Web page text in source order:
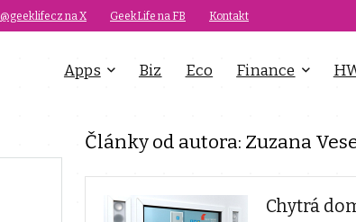
@geeklifecz na X GeekLife na FB Kontakt
Apps Biz Eco Finance
Články od autora: Zuzana
Chytrá